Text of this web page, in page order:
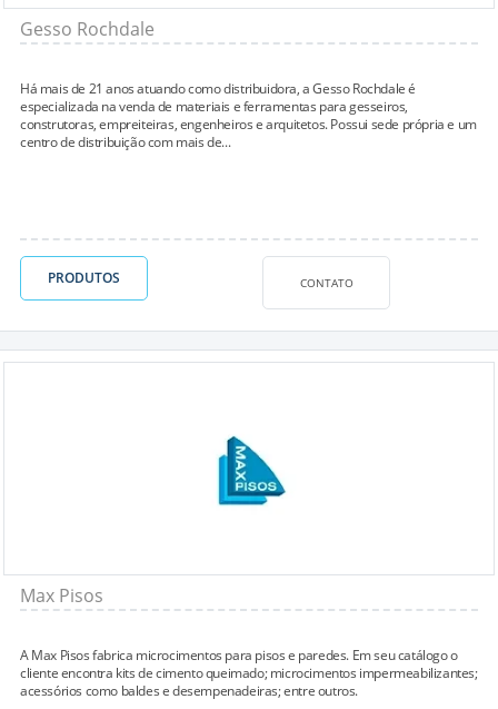
Gesso Rochdale
Há mais de 21 anos atuando como distribuidora, a Gesso Rochdale é
especializada na venda de materiais e ferramentas para gesseiros,
construtoras, empreiteiras, engenheiros e arquitetos. Possui sede própria e um
centro de distribuição com mais de...
PRODUTOS CONTATO
Max Pisos
A Max Pisos fabrica microcimentos para pisos e paredes. Em seu catálogo o
cliente encontra kits de cimento queimado; microcimentos impermeabilizantes;
acessórios como baldes e desempenadeiras; entre outros.